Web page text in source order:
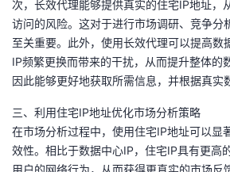
次，长效代理能够提供真实的住宅IP地址，
访问的风险。这对于进行市场调研、竞争分
至关重要。此外，使用长效代理可以提高数
IP频繁更换而带来的干扰，从而提升整体的
因此能够更好地获取所需信息，并根据真实
三、利用住宅IP地址优化市场分析策略
在市场分析过程中，使用住宅IP地址可以显
效性。相比于数据中心IP，住宅IP具有更高
用户的网络行为，从而获得更真实的市场反